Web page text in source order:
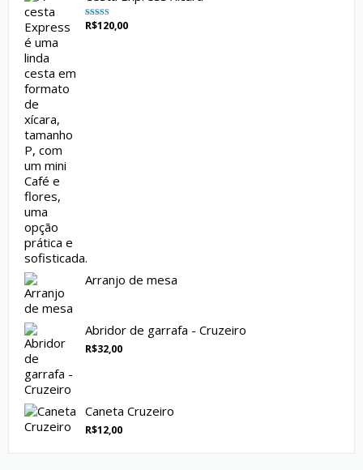
Avaliação
5.00 de 5
R$120,00
Arranjo de mesa
Abridor de garrafa - Cruzeiro
R$32,00
Caneta Cruzeiro
R$12,00